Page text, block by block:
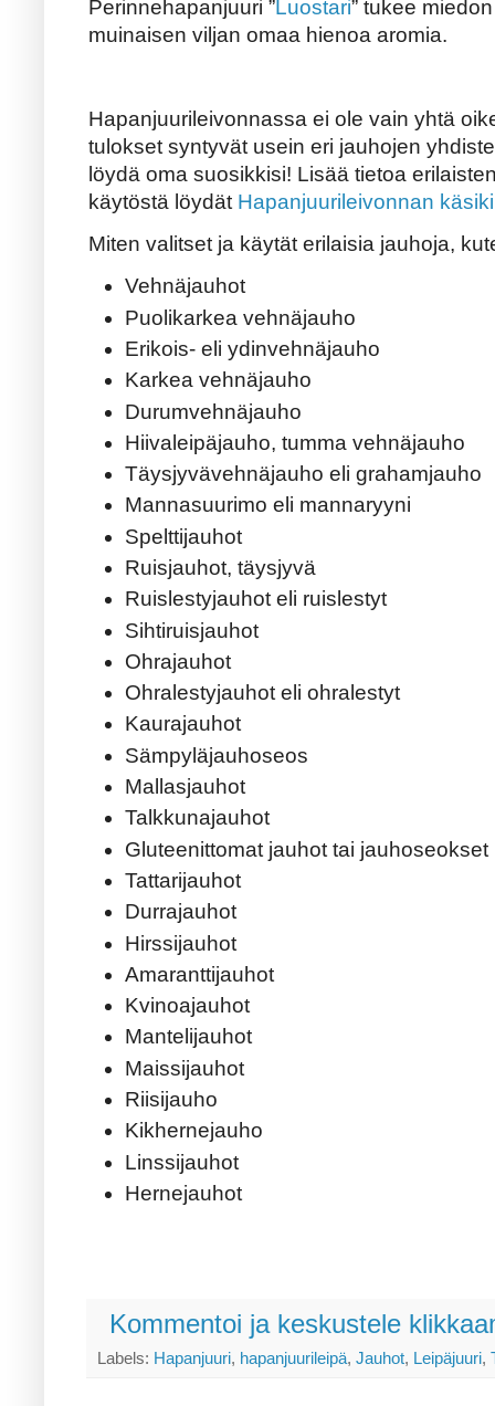
Perinnehapanjuuri ”Luostari” tukee
muinaisen viljan omaa hienoa aromia.
Hapanjuurileivonnassa ei ole vain yhtä
tulokset syntyvät usein eri jauhojen
löydä oma suosikkisi! Lisää tietoa
käytöstä löydät Hapanjuurileivonnan
Miten valitset ja käytät erilaisia jauhoja,
Vehnäjauhot
Puolikarkea vehnäjauho
Erikois- eli ydinvehnäjauho
Karkea vehnäjauho
Durumvehnäjauho
Hiivaleipäjauho, tumma vehnäjauho
Täysjyvävehnäjauho eli grahamjauho
Mannasuurimo eli mannaryyni
Spelttijauhot
Ruisjauhot, täysjyvä
Ruislestyjauhot eli ruislestyt
Sihtiruisjauhot
Ohrajauhot
Ohralestyjauhot eli ohralestyt
Kaurajauhot
Sämpyläjauhoseos
Mallasjauhot
Talkkunajauhot
Gluteenittomat jauhot tai jauhoseokset
Tattarijauhot
Durrajauhot
Hirssijauhot
Amaranttijauhot
Kvinoajauhot
Mantelijauhot
Maissijauhot
Riisijauho
Kikhernejauho
Linssijauhot
Hernejauhot
Kommentoi ja keskustele
Labels: Hapanjuuri, hapanjuurileipä, Jauhot, Leipäjuuri,